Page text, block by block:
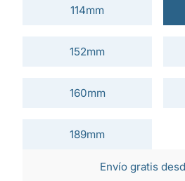
114mm
152mm
160mm
189mm
Envío gratis